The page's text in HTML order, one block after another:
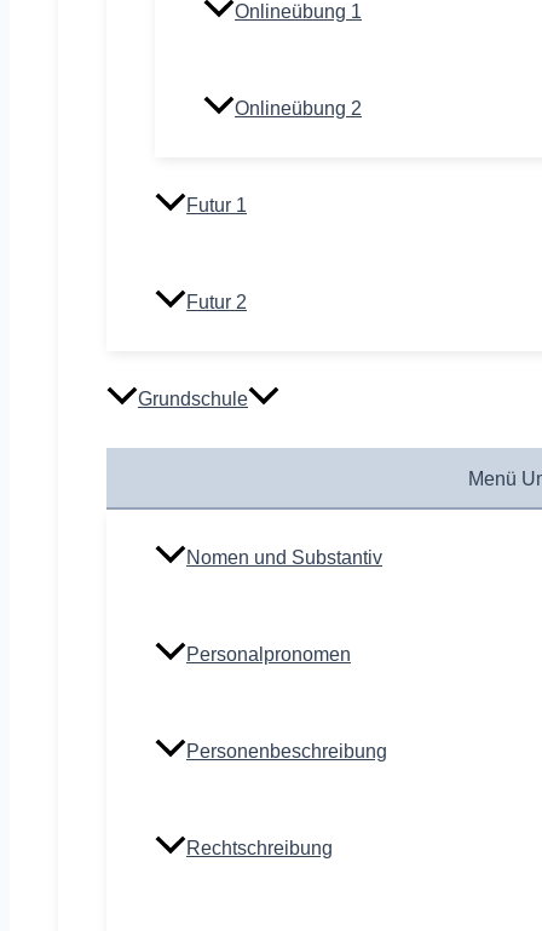
Onlineübung 1
Onlineübung 2
Futur 1
Futur 2
Grundschule
Menü
Nomen und Substantiv
Personalpronomen
Personenbeschreibung
Rechtschreibung